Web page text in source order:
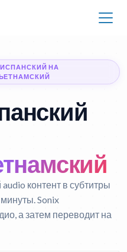
НА
контент в субтитры
Sonix
а затем переводит на